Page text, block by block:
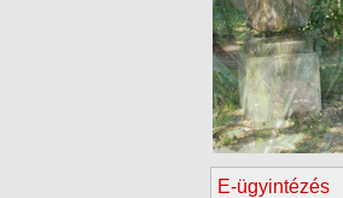
E-ügyintézés